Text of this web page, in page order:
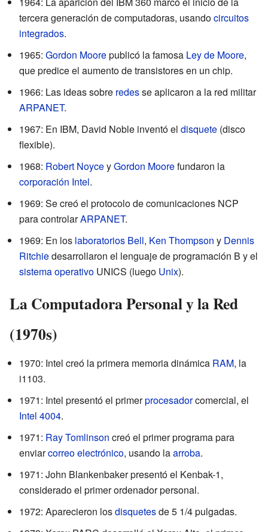
tercera generación de computadoras, usandocircuitos
integrados.
1965: Gordon Moorepublicó la famosa Ley de Moore,
que predice el aumento de transistores en un chip.
1966: Las ideas sobre redesse aplicaron a la red militar
ARPANET.
1967: En IBM, David Noble inventó el disquete (disco
flexible).
1968: Robert NoyceyGordon Moorefundaron la
corporación Intel.
1969: Se creó el protocolo de comunicaciones NCP
para controlarARPANET.
1969: En los laboratorios Bell, Ken Thompson y Dennis
Ritchiedesarrollaron el lenguaje de programación B y el
sistema operativo UNICS (luego Unix).
La Computadora Personal y la Red
(1970s)
1970: Intel creó la primera memoria dinámica RAM, la
i1103.
1971: Intel presentó el primerprocesadorcomercial, el
Intel 4004.
1971: Ray Tomlinson creó el primer programa para
enviarcorreo electrónico, usando laarroba.
1971: John Blankenbaker presentó el Kenbak-1,
considerado el primer ordenador personal.
1972: Aparecieron losdisquetesde 5 1/4 pulgadas.